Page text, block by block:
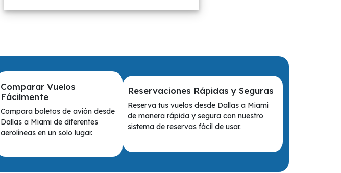
Comparar Vuelos
Fácilmente
Compara boletos de avión desde
Dallas a Miami de diferentes
aerolíneas en un solo lugar.
Reservaciones Rápidas y Seguras
Reserva tus vuelos desde Dallas a Miami
de manera rápida y segura con nuestro
sistema de reservas fácil de usar.